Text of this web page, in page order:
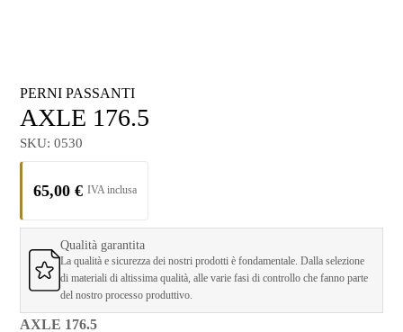
PERNI PASSANTI
AXLE 176.5
SKU: 0530
65,00 €
Qualità garantita
La qualità e sicurezza dei nostri prodotti è fondamentale. Dalla selezione
di materiali di altissima qualità, alle varie fasi di controllo che fanno parte
del nostro processo produttivo.
AXLE 176.5